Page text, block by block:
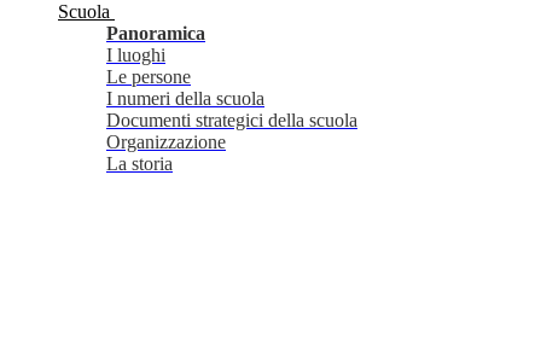
Scuola
Panoramica
I luoghi
Le persone
I numeri della scuola
Documenti strategici della scuola
Organizzazione
La storia